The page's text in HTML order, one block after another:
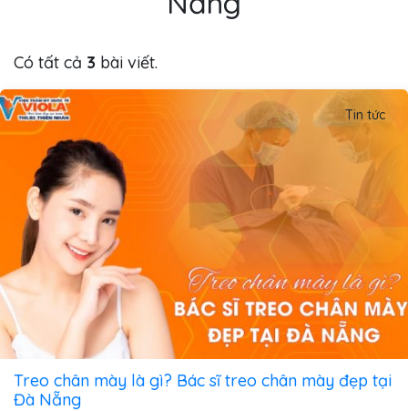
Có tất cả 3 bài viết.
Tin tức
Treo chân mày là gì? Bác sĩ treo chân mày đẹp tại
Đà Nẵng